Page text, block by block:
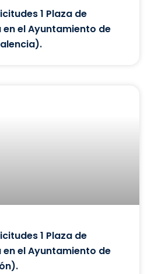
1 Plaza de
el Ayuntamiento de
1 Plaza de
el Ayuntamiento de